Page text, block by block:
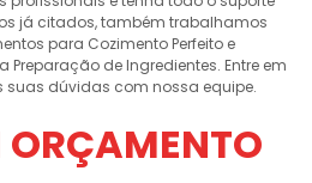
já citados, também trabalhamos
para Cozimento Perfeito e
de Ingredientes. Entre em
dúvidas com nossa equipe.